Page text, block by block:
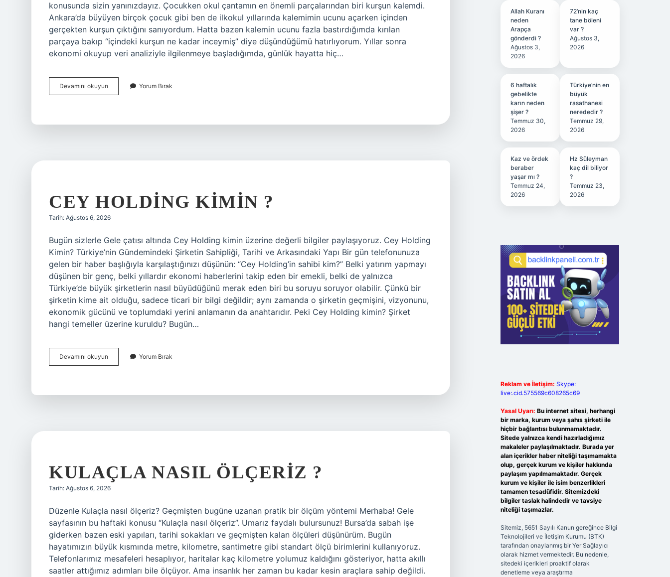
konusunda sizin yanınızdayız. Çocukken okul çantamın en önemli parçalarından biri kurşun kalemdi.
Ankara’da büyüyen birçok çocuk gibi ben de ilkokul yıllarında kalemimin ucunu açarken içinden
gerçekten kurşun çıktığını sanıyordum. Hatta bazen kalemin ucunu fazla bastırdığımda kırılan
parçaya bakıp “içindeki kurşun ne kadar inceymiş” diye düşündüğümü hatırlıyorum. Yıllar sonra
ekonomi okuyup veri analiziyle ilgilenmeye başladığımda, günlük hayatta hiç…
Devamını okuyun
kalem
Yorum Bırak
CEY HOLDING KIMIN ?
Tarih: Ağustos 6, 2026
Bugün sizlerle Gele çatısı altında Cey Holding kimin üzerine değerli bilgiler paylaşıyoruz. Cey Holding
Kimin? Türkiye’nin Gündemindeki Şirketin Sahipliği, Tarihi ve Arkasındaki Yapı Bir gün telefonunuza
gelen bir haber başlığıyla karşılaştığınızı düşünün: “Cey Holding’in sahibi kim?” Belki yatırım yapmayı
düşünen bir genç, belki yıllardır ekonomi haberlerini takip eden bir emekli, belki de yalnızca
Türkiye’de büyük şirketlerin nasıl büyüdüğünü merak eden biri bu soruyu soruyor olabilir. Çünkü bir
şirketin kime ait olduğu, sadece ticari bir bilgi değildir; aynı zamanda o şirketin geçmişini, vizyonunu,
ekonomik gücünü ve toplumdaki yerini anlamanın da anahtarıdır. Peki Cey Holding kimin? Şirket
hangi temeller üzerine kuruldu? Bugün…
Devamını okuyun
Holding
Yorum Bırak
KULAÇLA NASIL ÖLÇERIZ ?
Tarih: Ağustos 6, 2026
Düzenle Kulaçla nasıl ölçeriz? Geçmişten bugüne uzanan pratik bir ölçüm yöntemi Merhaba! Gele
sayfasının bu haftaki konusu “Kulaçla nasıl ölçeriz”. Umarız faydalı bulursunuz! Bursa’da sabah işe
giderken bazen eski yapıları, tarihi sokakları ve geçmişten kalan ölçüleri düşünürüm. Bugün
hayatımızın büyük kısmında metre, kilometre, santimetre gibi standart ölçü birimlerini kullanıyoruz.
Telefonlarımız mesafeleri hesaplıyor, haritalar kaç kilometre yolumuz kaldığını gösteriyor, hatta akıllı
saatler attığımız adımları bile ölçüyor. Ama insanlık her zaman bu kadar kesin araçlara sahip değildi.
Allah Kuranı
neden
Arapça
gönderdi ?
Ağustos 3,
2026
72’nin kaç
tane böleni
var ?
Ağustos 3,
2026
6 haftalık
gebelikte
karın neden
şişer ?
Temmuz 30,
2026
Türkiye’nin en
büyük
rasathanesi
nerededir ?
Temmuz 29,
2026
Kaz ve ördek
beraber
yaşar mı ?
Temmuz 24,
2026
Hz Süleyman
kaç dil biliyor
?
Temmuz 23,
2026
Reklam ve İletişim: Skype:
live:.cid.575569c608265c69
Yasal Uyarı: Bu internet sitesi, herhangi
bir marka, kurum veya şahıs şirketi ile
hiçbir bağlantısı bulunmamaktadır.
Sitede yalnızca kendi hazırladığımız
makaleler paylaşılmaktadır. Burada yer
alan içerikler haber niteliği taşımamakta
olup, gerçek kurum ve kişiler hakkında
paylaşım yapılmamaktadır. Gerçek
kurum ve kişiler ile isim benzerlikleri
tamamen tesadüfidir. Sitemizdeki
bilgiler taslak halindedir ve tavsiye
niteliği taşımazlar.
Sitemiz, 5651 Sayılı Kanun gereğince Bilgi
Teknolojileri ve İletişim Kurumu (BTK)
tarafından onaylanmış bir Yer Sağlayıcı
olarak hizmet vermektedir. Bu nedenle,
sitedeki içerikleri proaktif olarak
denetleme veya araştırma